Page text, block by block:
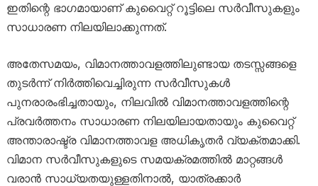
ഇതിന്റെ ഭാഗമായാണ് കുവൈറ്റ് റൂട്ടിലെ സർവീസുകളും
സാധാരണ നിലയിലാക്കുന്നത്.
അതേസമയം, വിമാനത്താവളത്തിലുണ്ടായ തടസ്സങ്ങളെ
തുടർന്ന് നിർത്തിവെച്ചിരുന്ന സർവീസുകൾ
പുനരാരംഭിച്ചതായും, നിലവിൽ വിമാനത്താവളത്തിന്റെ
പ്രവർത്തനം സാധാരണ നിലയിലായതായും കുവൈറ്റ്
അന്താരാഷ്ട്ര വിമാനത്താവള അധികൃതർ വ്യക്തമാക്കി.
വിമാന സർവീസുകളുടെ സമയക്രമത്തിൽ മാറ്റങ്ങൾ
വരാൻ സാധ്യതയുള്ളതിനാൽ, യാത്രക്കാർ